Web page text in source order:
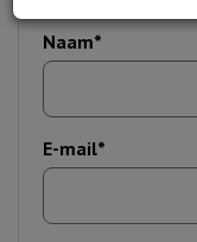
Naam*
E-mail*